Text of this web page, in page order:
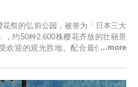
祭的弘前公园，被誉为「日本三大
约50种2,600株樱花齐放的壮丽景
欢迎的观光胜地。配合最佳观雪时